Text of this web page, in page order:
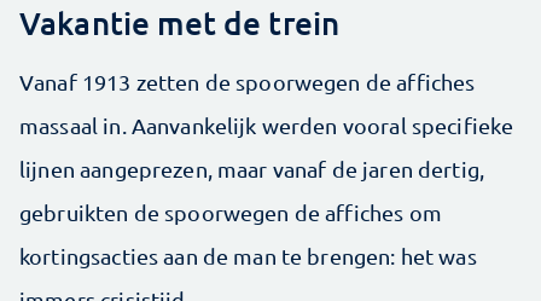
Vakantie met de trein
Vanaf 1913 zetten de spoorwegen de affiches
massaal in. Aanvankelijk werden vooral specifieke
lijnen aangeprezen, maar vanaf de jaren dertig,
gebruikten de spoorwegen de affiches om
kortingsacties aan de man te brengen: het was